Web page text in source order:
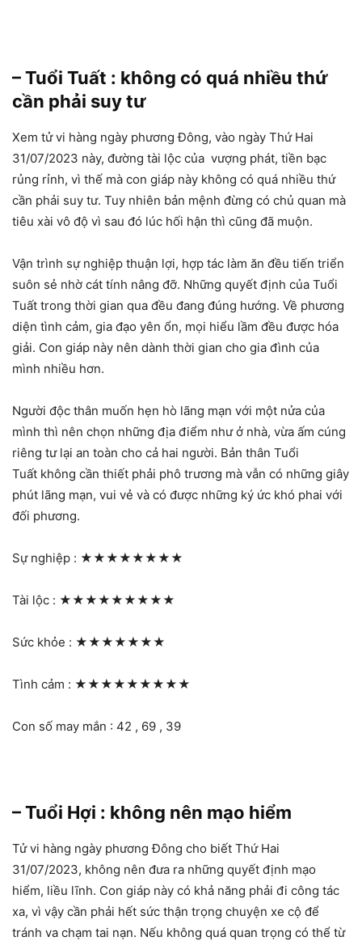
– Tuổi Tuất : không có quá nhiều thứ
cần phải suy tư
Xem tử vi hàng ngày phương Đông, vào ngày Thứ Hai
31/07/2023 này, đường tài lộc của vượng phát, tiền bạc
rủng rỉnh, vì thế mà con giáp này không có quá nhiều thứ
cần phải suy tư. Tuy nhiên bản mệnh đừng có chủ quan mà
tiêu xài vô độ vì sau đó lúc hối hận thì cũng đã muộn.
Vận trình sự nghiệp thuận lợi, hợp tác làm ăn đều tiến triển
suôn sẻ nhờ cát tính nâng đỡ. Những quyết định của Tuổi
Tuất trong thời gian qua đều đang đúng hướng. Về phương
diện tình cảm, gia đạo yên ổn, mọi hiểu lầm đều được hóa
giải. Con giáp này nên dành thời gian cho gia đình của
mình nhiều hơn.
Người độc thân muốn hẹn hò lãng mạn với một nửa của
mình thì nên chọn những địa điểm như ở nhà, vừa ấm cúng
riêng tư lại an toàn cho cả hai người. Bản thân Tuổi
Tuất không cần thiết phải phô trương mà vẫn có những giây
phút lãng mạn, vui vẻ và có được những ký ức khó phai với
đối phương.
Sự nghiệp : ★★★★★★★★
Tài lộc : ★★★★★★★★★
Sức khỏe : ★★★★★★★
Tình cảm : ★★★★★★★★★
Con số may mắn : 42 , 69 , 39
– Tuổi Hợi : không nên mạo hiểm
Tử vi hàng ngày phương Đông cho biết Thứ Hai
31/07/2023, không nên đưa ra những quyết định mạo
hiểm, liều lĩnh. Con giáp này có khả năng phải đi công tác
xa, vì vậy cần phải hết sức thận trọng chuyện xe cộ để
tránh va chạm tai nạn. Nếu không quá quan trọng có thể từ